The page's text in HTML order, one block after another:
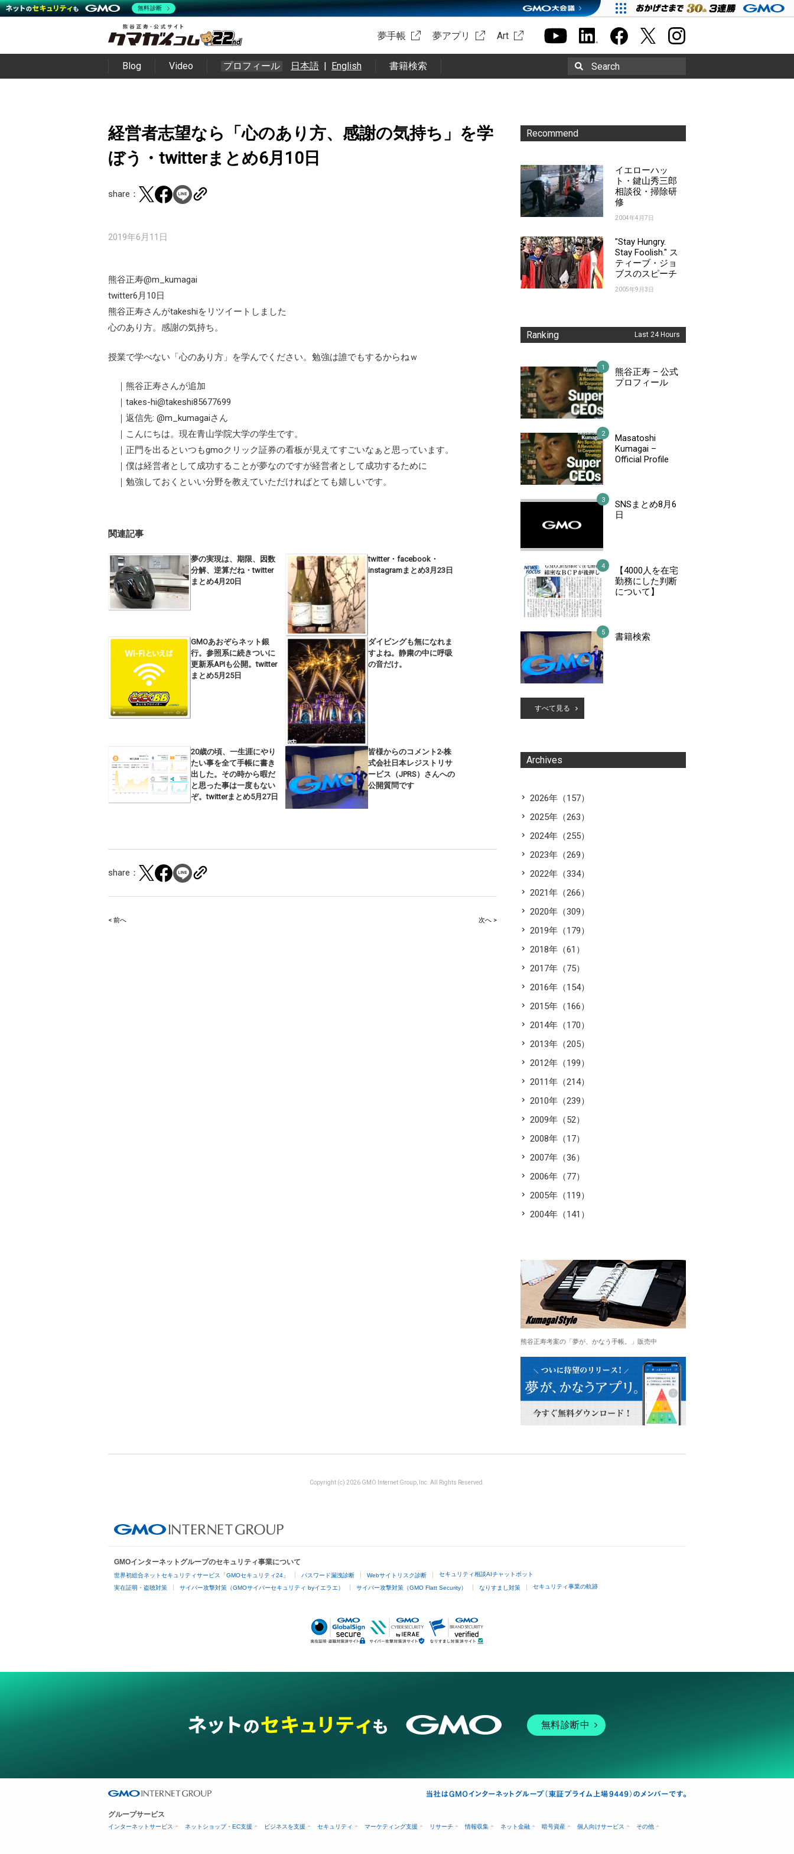
夢手帳 夢アプリ Art
Blog Video プロフィール 日本語 | English 書籍検索 Search
経営者志望なら「心のあり方、感謝の気持ち」を学
ぼう・twitterまとめ6月10日
share：
2019年6月11日
熊谷正寿@m_kumagai
twitter6月10日
熊谷正寿さんがtakeshiをリツイートしました
心のあり方。感謝の気持ち。
授業で学べない「心のあり方」を学んでください。勉強は誰でもするからねｗ
｜熊谷正寿さんが追加
｜takes-hi@takeshi85677699
｜返信先: @m_kumagaiさん
｜こんにちは。現在青山学院大学の学生です。
｜正門を出るといつもgmoクリック証券の看板が見えてすごいなぁと思っています。
｜僕は経営者として成功することが夢なのですが経営者として成功するために
｜勉強しておくといい分野を教えていただければとても嬉しいです。
関連記事
夢の実現は、期限、因数
分解、逆算だね・twitter
まとめ4月20日
twitter・facebook・
instagramまとめ3月23日
GMOあおぞらネット銀
行。参照系に続きついに
更新系APIも公開。twitter
まとめ5月25日
ダイビングも無になれま
すよね。静粛の中に呼吸
の音だけ。
20歳の頃、一生涯にやり
たい事を全て手帳に書き
出した。その時から暇だ
と思った事は一度もない
ぞ。twitterまとめ5月27日
皆様からのコメント2-株
式会社日本レジストリサ
ービス（JPRS）さんへの
公開質問です
share：
Post
< 前へ 次へ >
Recommend
イエローハッ
ト・鍵山秀三郎
相談役・掃除研
修
2004年4月7日
"Stay Hungry.
Stay Foolish." ス
ティーブ・ジョ
ブスのスピーチ
2005年9月3日
Ranking Last 24 Hours
熊谷正寿 – 公式
プロフィール
Masatoshi
Kumagai –
Official Profile
SNSまとめ8月6
日
【4000人を在宅
勤務にした判断
について】
書籍検索
すべて見る
Archives
2026年（157）
2025年（263）
2024年（255）
2023年（269）
2022年（334）
2021年（266）
2020年（309）
2019年（179）
2018年（61）
2017年（75）
2016年（154）
2015年（166）
2014年（170）
2013年（205）
2012年（199）
2011年（214）
2010年（239）
2009年（52）
2008年（17）
2007年（36）
2006年（77）
2005年（119）
2004年（141）
熊谷正寿考案の「夢が、かなう手帳。」販売中
Copyright (c) 2026 GMO Internet Group, Inc. All Rights Reserved.
GMOインターネットグループのセキュリティ事業について
世界初総合ネットセキュリティサービス「GMOセキュリティ24」 パスワード漏洩診断 Webサイトリスク診断 セキュリティ相談AIチャットボット
実在証明・盗聴対策 サイバー攻撃対策（GMOサイバーセキュリティ byイエラエ） サイバー攻撃対策（GMO Flatt Security） なりすまし対策 セキュリティ事業の軌跡
無料診断中
グループサービス
インターネットサービス ネットショップ・EC支援 ビジネスを支援 セキュリティ マーケティング支援 リサーチ 情報収集 ネット金融 暗号資産 個人向けサービス その他
無料診断